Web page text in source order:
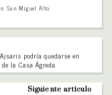
,San Miguel Alto
podría quedarse en
la Casa Ágreda
Siguiente artículo